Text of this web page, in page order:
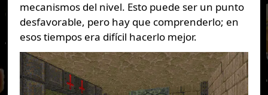
mecanismos del nivel. Esto puede ser un punto
desfavorable, pero hay que comprenderlo; en
esos tiempos era difícil hacerlo mejor.